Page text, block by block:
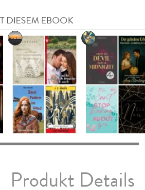
DIESEM EBOOK
Produkt Details